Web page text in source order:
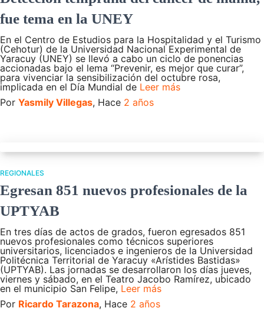
fue tema en la UNEY
En el Centro de Estudios para la Hospitalidad y el Turismo
(Cehotur) de la Universidad Nacional Experimental de
Yaracuy (UNEY) se llevó a cabo un ciclo de ponencias
accionadas bajo el lema “Prevenir, es mejor que curar”,
para vivenciar la sensibilización del octubre rosa,
implicada en el Día Mundial de Leer más
Por Yasmily Villegas, Hace 2 años
REGIONALES
Egresan 851 nuevos profesionales de la
UPTYAB
En tres días de actos de grados, fueron egresados 851
nuevos profesionales como técnicos superiores
universitarios, licenciados e ingenieros de la Universidad
Politécnica Territorial de Yaracuy «Arístides Bastidas»
(UPTYAB). Las jornadas se desarrollaron los días jueves,
viernes y sábado, en el Teatro Jacobo Ramírez, ubicado
en el municipio San Felipe, Leer más
Por Ricardo Tarazona, Hace 2 años